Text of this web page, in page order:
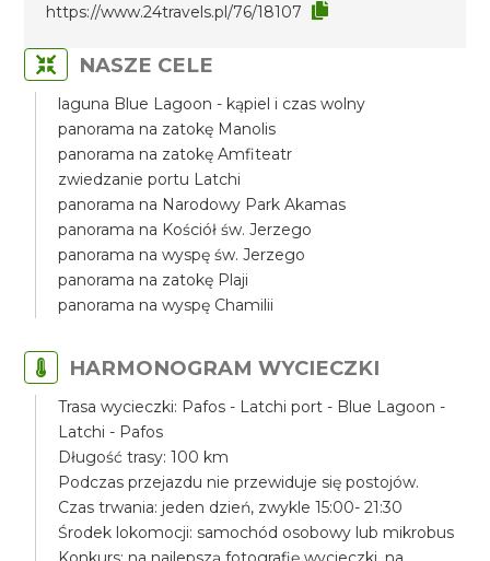
https://www.24travels.pl/76/18107
NASZE CELE
laguna Blue Lagoon - kąpiel i czas wolny
panorama na zatokę Manolis
panorama na zatokę Amfiteatr
zwiedzanie portu Latchi
panorama na Narodowy Park Akamas
panorama na Kościół św. Jerzego
panorama na wyspę św. Jerzego
panorama na zatokę Plaji
panorama na wyspę Chamilii
HARMONOGRAM WYCIECZKI
Trasa wycieczki: Pafos - Latchi port - Blue Lagoon -
Latchi - Pafos
Długość trasy: 100 km
Podczas przejazdu nie przewiduje się postojów.
Czas trwania: jeden dzień, zwykle 15:00- 21:30
Środek lokomocji: samochód osobowy lub mikrobus